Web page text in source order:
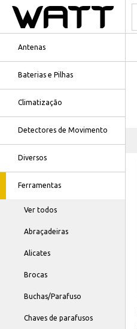
Antenas
Baterias e Pilhas
Climatização
Detectores de Movimento
Diversos
Ferramentas
Ver todos
Abraçadeiras
Alicates
Brocas
Buchas/Parafuso
Chaves de parafusos